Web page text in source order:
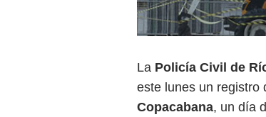
La Policía Civil de
este lunes un registro
Copacabana, un día